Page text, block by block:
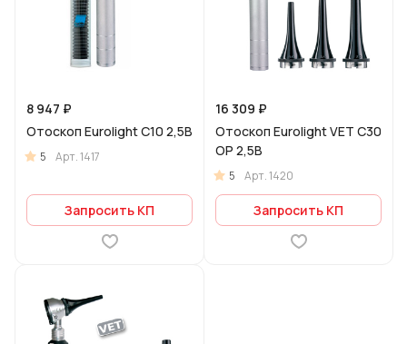
8 947 ₽
Отоскоп Eurolight C10 2,5В
5 Арт.1417
Запросить КП
16 309 ₽
Отоскоп Eurolight VET C30
ОР 2,5В
5 Арт.1420
Запросить КП